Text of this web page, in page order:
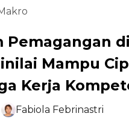
Pemagangan
Mampu
Kerja
Fabiola Febrinastri